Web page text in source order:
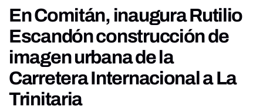
En Comitán, inaugura Rutilio
Escandón construcción de
imagen urbana de la
Carretera Internacional a La
Trinitaria